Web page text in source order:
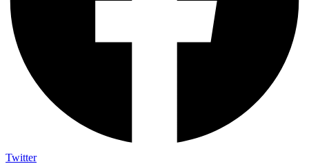
Twitter